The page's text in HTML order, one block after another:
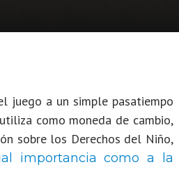
juego a un simple pasatiempo
como moneda de cambio,
sobre los Derechos del Niño,
importancia como a la